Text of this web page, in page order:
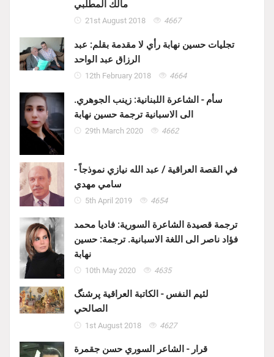
مالك المطّلبي
21st August 2018 4667
تجليات حسين نهابة رأي لا مقدمة بقلم: عبد
الرزاق عبد الواحد
12th February 2018 4664
سأم - الشاعرة اللبنانية: زينب الجوهري.
الى الاسبانية ترجمة حسين نهابة
29th March 2020 4662
في القصة العراقية / عبد الله نيازي نموذجاً -
سامي مهدي
5th April 2019 4654
ترجمة قصيدة الشاعرة السورية: فاديا محمد
فؤاد ناصر الى اللغة الاسبانية. ترجمة: حسين
نهابة
10th May 2020 4635
لئيم النفس - الكاتبة العراقية پرشنگ
الصالحي
1st August 2018 4627
قرار - الشاعر السوري حسن جقمرة